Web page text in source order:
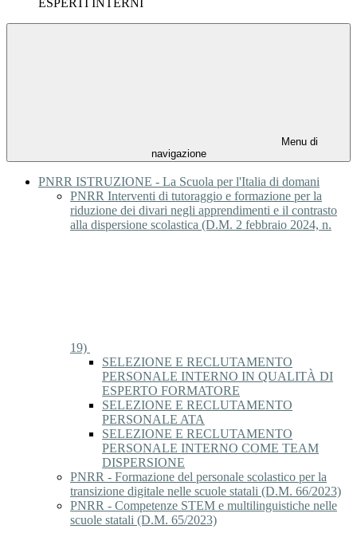
ESPERTI INTERNI
Menu di
navigazione
PNRR ISTRUZIONE - La Scuola per l'Italia di domani
PNRR Interventi di tutoraggio e formazione per la
riduzione dei divari negli apprendimenti e il contrasto
alla dispersione scolastica (D.M. 2 febbraio 2024, n.
19)
SELEZIONE E RECLUTAMENTO
PERSONALE INTERNO IN QUALITÀ DI
ESPERTO FORMATORE
SELEZIONE E RECLUTAMENTO
PERSONALE ATA
SELEZIONE E RECLUTAMENTO
PERSONALE INTERNO COME TEAM
DISPERSIONE
PNRR - Formazione del personale scolastico per la
transizione digitale nelle scuole statali (D.M. 66/2023)
PNRR - Competenze STEM e multilinguistiche nelle
scuole statali (D.M. 65/2023)